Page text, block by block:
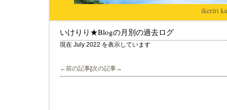
ikeriri|
いけりり★Blogの月別の過去ログ
現在 July 2022 を表示しています
←前の記事 次の記事→